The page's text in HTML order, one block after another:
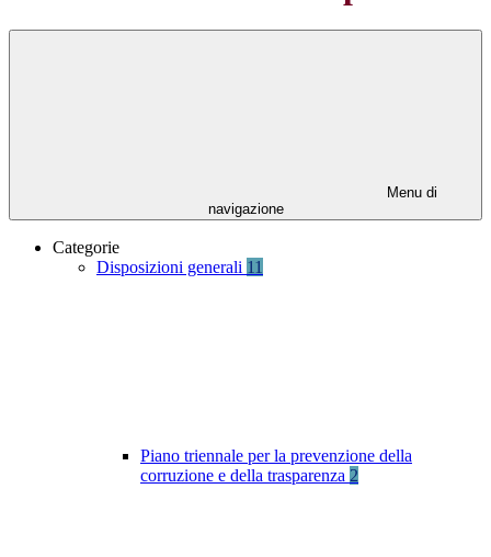
Menu di
navigazione
Categorie
Disposizioni generali 11
Piano triennale per la prevenzione della
corruzione e della trasparenza 2